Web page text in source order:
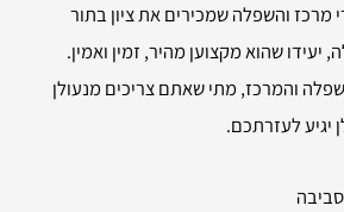
מרכז והשפלה שמכירים את ציון בתור
יעידו שהוא מקצוען מהיר, זמין ואמין.
והמרכז, מתי שאתם צריכים מנעולן
יגיע לעזרתכם.